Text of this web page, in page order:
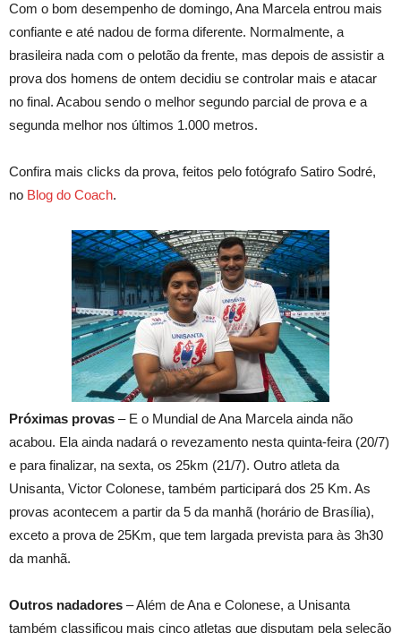
Com o bom desempenho de domingo, Ana Marcela entrou mais
confiante e até nadou de forma diferente. Normalmente, a
brasileira nada com o pelotão da frente, mas depois de assistir a
prova dos homens de ontem decidiu se controlar mais e atacar
no final. Acabou sendo o melhor segundo parcial de prova e a
segunda melhor nos últimos 1.000 metros.
Confira mais clicks da prova, feitos pelo fotógrafo Satiro Sodré,
no Blog do Coach.
Próximas provas – E o Mundial de Ana Marcela ainda não
acabou. Ela ainda nadará o revezamento nesta quinta-feira (20/7)
e para finalizar, na sexta, os 25km (21/7). Outro atleta da
Unisanta, Victor Colonese, também participará dos 25 Km. As
provas acontecem a partir da 5 da manhã (horário de Brasília),
exceto a prova de 25Km, que tem largada prevista para às 3h30
da manhã.
Outros nadadores – Além de Ana e Colonese, a Unisanta
também classificou mais cinco atletas que disputam pela seleção